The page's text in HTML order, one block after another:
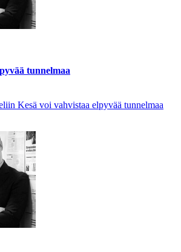
tunnelmaa
Kesä voi vahvistaa elpyvää tunnelmaa